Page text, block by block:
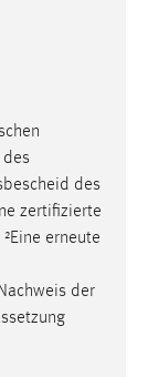
des
des
zertifizierte
erneute
der
= 3